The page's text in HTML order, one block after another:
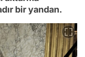
bir yandan.